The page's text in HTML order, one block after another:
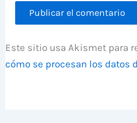
Este sitio usa Akismet para
cómo se procesan los datos